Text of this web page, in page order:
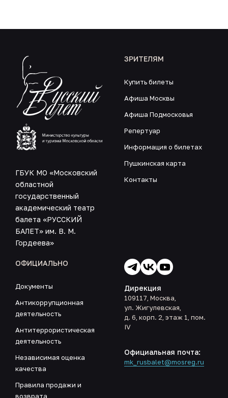
ГБУК МО «Московский
областной
государственный
академический театр
балета «РУССКИЙ
БАЛЕТ» им. В. М.
Гордеева»
ЗРИТЕЛЯМ
Купить билеты
Афиша Москвы
Афиша Подмосковья
Репертуар
Информация о билетах
Пушкинская карта
Контакты
ОФИЦИАЛЬНО
Документы
Антикоррупционная
деятельность
Антитеррористическая
деятельность
Независимая оценка
качества
Правила продажи и
возврата
Дирекция
109117, Москва,
ул. Жигулевская,
д. 6, корп. 2, этаж 1, пом.
IV
Официальная почта:
mk_rusbalet@mosreg.ru